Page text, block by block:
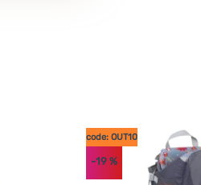
code: OUT10
-19 %